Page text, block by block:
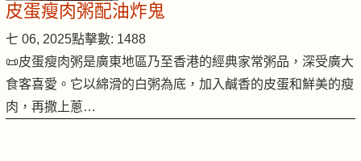
皮蛋瘦肉粥配油炸鬼
七 06, 2025點擊數: 1488
📜皮蛋瘦肉粥是廣東地區乃至香港的經典家常粥品，深受廣大
食客喜愛。它以綿滑的白粥為底，加入鹹香的皮蛋和鮮美的瘦
肉，再撒上蔥…